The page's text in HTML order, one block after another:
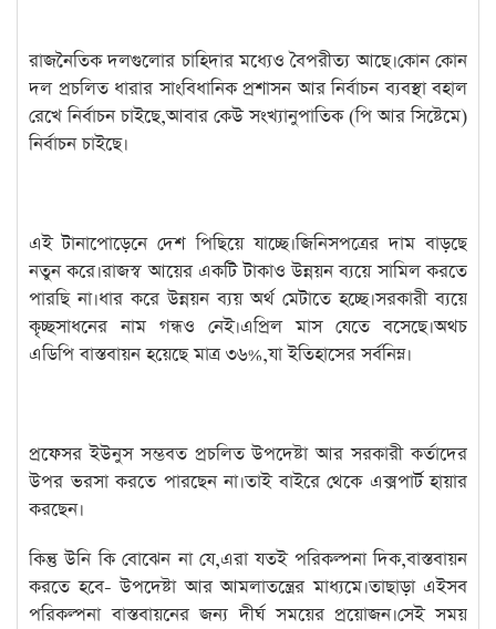
রাজনৈতিক দলগুলোর চাহিদার মধ্যেও বৈপরীত্য আছে।কোন কোন
দল প্রচলিত ধারার সাংবিধানিক প্রশাসন আর নির্বাচন ব্যবস্থা বহাল
রেখে নির্বাচন চাইছে,আবার কেউ সংখ্যানুপাতিক (পি আর সিষ্টেমে)
নির্বাচন চাইছে।
এই টানাপোড়েনে দেশ পিছিয়ে যাচ্ছে।জিনিসপত্রের দাম বাড়ছে
নতুন করে।রাজস্ব আয়ের একটি টাকাও উন্নয়ন ব্যয়ে সামিল করতে
পারছি না।ধার করে উন্নয়ন ব্যয় অর্থ মেটাতে হচ্ছে।সরকারী ব্যয়ে
কৃচ্ছসাধনের নাম গন্ধও নেই।এপ্রিল মাস যেতে বসেছে।অথচ
এডিপি বাস্তবায়ন হয়েছে মাত্র ৩৬%,যা ইতিহাসের সর্বনিম্ন।
প্রফেসর ইউনুস সম্ভবত প্রচলিত উপদেষ্টা আর সরকারী কর্তাদের
উপর ভরসা করতে পারছেন না।তাই বাইরে থেকে এক্সপার্ট হায়ার
করছেন।
কিন্তু উনি কি বোঝেন না যে,এরা যতই পরিকল্পনা দিক,বাস্তবায়ন
করতে হবে- উপদেষ্টা আর আমলাতন্ত্রের মাধ্যমে।তাছাড়া এইসব
পরিকল্পনা বাস্তবায়নের জন্য দীর্ঘ সময়ের প্রয়োজন।সেই সময়